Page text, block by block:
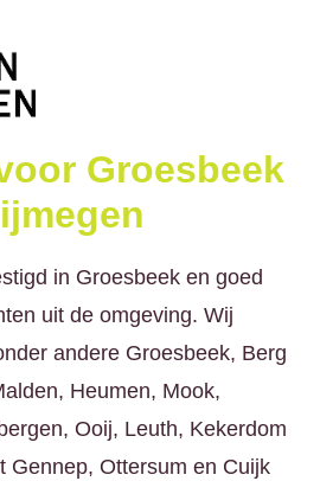
Groesbeek
in Groesbeek en goed
uit de omgeving. Wij
andere Groesbeek, Berg
Heumen, Mook,
Ooij, Leuth, Kekerdom
Gennep, Ottersum en Cuijk